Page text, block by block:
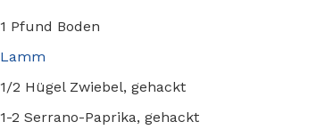
1 Pfund Boden
Lamm
1/2 Hügel Zwiebel, gehackt
1-2 Serrano-Paprika, gehackt